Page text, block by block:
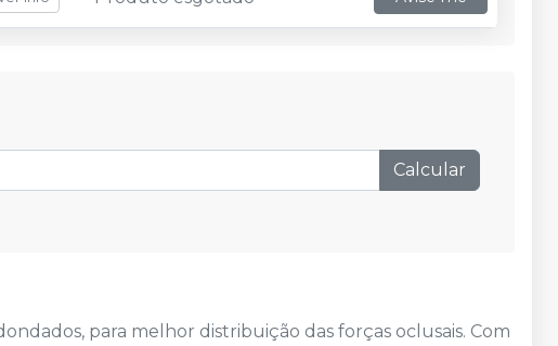
Calcular
para melhor distribuição das forças oclusais. Com